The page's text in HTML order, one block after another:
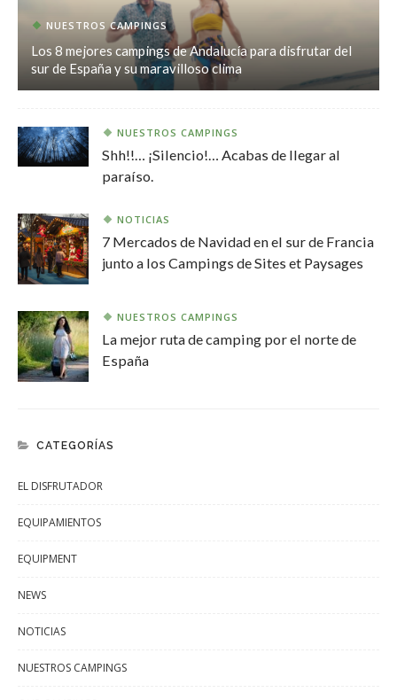
NUESTROS CAMPINGS
Los 8 mejores campings de Andalucía para disfrutar del
sur de España y su maravilloso clima
NUESTROS CAMPINGS
Shh!!… ¡Silencio!… Acabas de llegar al
paraíso.
NOTICIAS
7 Mercados de Navidad en el sur de Francia
junto a los Campings de Sites et Paysages
NUESTROS CAMPINGS
La mejor ruta de camping por el norte de
España
CATEGORÍAS
EL DISFRUTADOR
EQUIPAMIENTOS
EQUIPMENT
NEWS
NOTICIAS
NUESTROS CAMPINGS